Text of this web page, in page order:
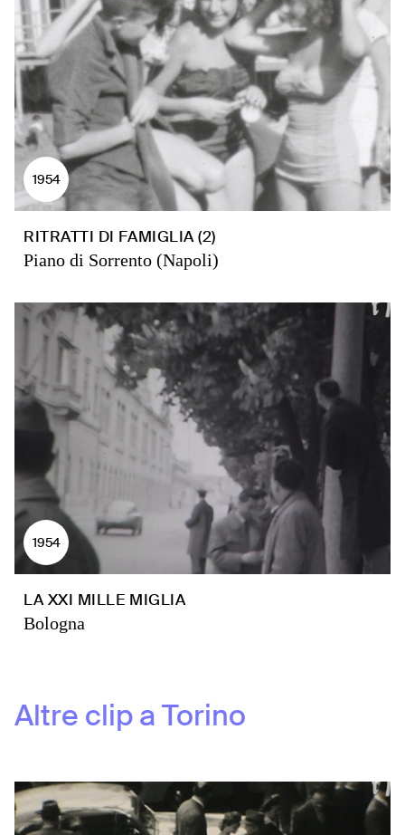
1954
RITRATTI DI FAMIGLIA (2)
Piano di Sorrento (Napoli)
1954
LA XXI MILLE MIGLIA
Bologna
Altre clip aTorino